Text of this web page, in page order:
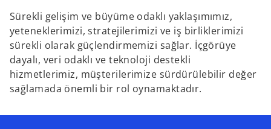
Sürekli gelişim ve büyüme odaklı yaklaşımımız,
yeteneklerimizi, stratejilerimizi ve iş birliklerimizi
sürekli olarak güçlendirmemizi sağlar. İçgörüye
dayalı, veri odaklı ve teknoloji destekli
hizmetlerimiz, müşterilerimize sürdürülebilir değer
sağlamada önemli bir rol oynamaktadır.